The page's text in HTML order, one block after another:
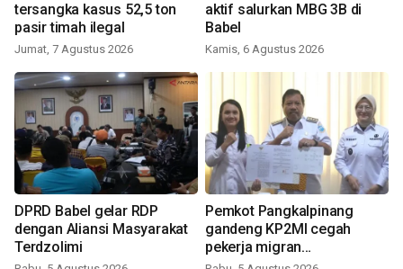
tersangka kasus 52,5 ton
pasir timah ilegal
Jumat, 7 Agustus 2026
aktif salurkan MBG 3B di
Babel
Kamis, 6 Agustus 2026
DPRD Babel gelar RDP
dengan Aliansi Masyarakat
Terdzolimi
Pemkot Pangkalpinang
gandeng KP2MI cegah
pekerja migran
nonprosedural